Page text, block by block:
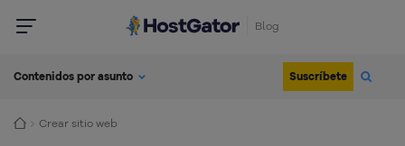
Blog
Contenidos por asunto Suscríbete
Crear sitio web